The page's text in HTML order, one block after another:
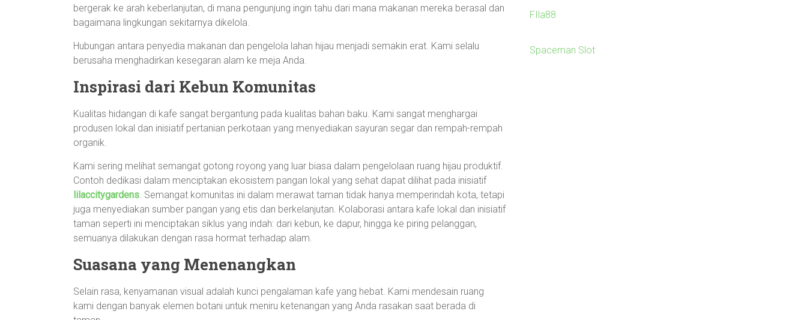
bergerak ke arah keberlanjutan, di mana pengunjung ingin tahu dari mana makanan mereka berasal dan
bagaimana lingkungan sekitarnya dikelola.
Hubungan antara penyedia makanan dan pengelola lahan hijau menjadi semakin erat. Kami selalu
berusaha menghadirkan kesegaran alam ke meja Anda.
Inspirasi dari Kebun Komunitas
Kualitas hidangan di kafe sangat bergantung pada kualitas bahan baku. Kami sangat menghargai
produsen lokal dan inisiatif pertanian perkotaan yang menyediakan sayuran segar dan rempah-rempah
organik.
Kami sering melihat semangat gotong royong yang luar biasa dalam pengelolaan ruang hijau produktif.
Contoh dedikasi dalam menciptakan ekosistem pangan lokal yang sehat dapat dilihat pada inisiatif
lilaccitygardens. Semangat komunitas ini dalam merawat taman tidak hanya memperindah kota, tetapi
juga menyediakan sumber pangan yang etis dan berkelanjutan. Kolaborasi antara kafe lokal dan inisiatif
taman seperti ini menciptakan siklus yang indah: dari kebun, ke dapur, hingga ke piring pelanggan,
semuanya dilakukan dengan rasa hormat terhadap alam.
Suasana yang Menenangkan
Selain rasa, kenyamanan visual adalah kunci pengalaman kafe yang hebat. Kami mendesain ruang
kami dengan banyak elemen botani untuk meniru ketenangan yang Anda rasakan saat berada di
FIla88
Spaceman Slot